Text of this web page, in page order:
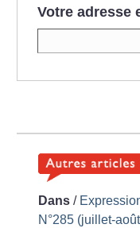
Votre adresse
Dans /
N°285 (juillet-